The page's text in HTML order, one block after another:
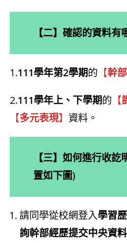
【二】確認的資料有
1.111學年第2學期的 【幹
2.111學年上、下學期的 【
【多元表現】 資料。
【三】如何進行收
置如下圖)
請同學從校網登入學習
詢幹部經歷提交中央資料